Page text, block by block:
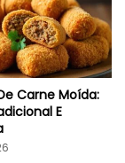
Carne Moída:
E